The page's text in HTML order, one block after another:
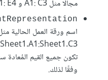
مجالًا مثل A1: C3 و B1: E4 عند تحديد مجال
وفقًا لذلك.